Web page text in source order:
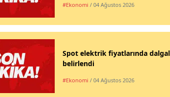
#Ekonomi / 04 Ağustos 2026
Spot elektrik fiyatlarında
belirlendi
#Ekonomi / 04 Ağustos 2026